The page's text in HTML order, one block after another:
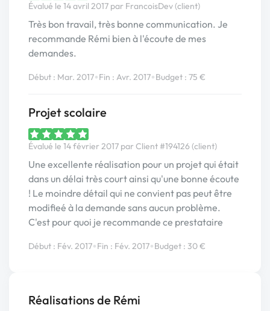
Évalué le 14 avril 2017 par FrancoisDev (client)
Très bon travail, très bonne communication. Je
recommande Rémi bien à l'écoute de mes
demandes.
Début : Mar. 2017•Fin : Avr. 2017•Budget : 75 €
Projet scolaire
Évalué le 14 février 2017 par Client #194126 (client)
Une excellente réalisation pour un projet qui était
dans un délai très court ainsi qu'une bonne écoute
! Le moindre détail qui ne convient pas peut être
modifieé à la demande sans aucun problème.
C'est pour quoi je recommande ce prestataire
Début : Fév. 2017•Fin : Fév. 2017•Budget : 30 €
Réalisations de Rémi